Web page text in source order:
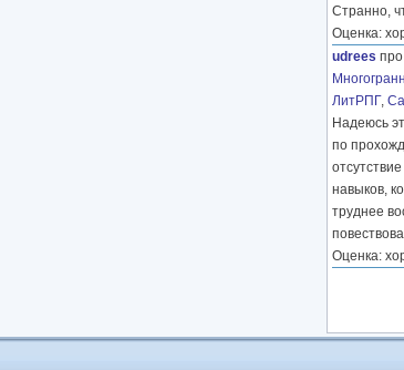
Странно,
Оценка:
udrees про
ЛитРПГ,
Надеюсь
по
навыков,
труднее
Оценка: